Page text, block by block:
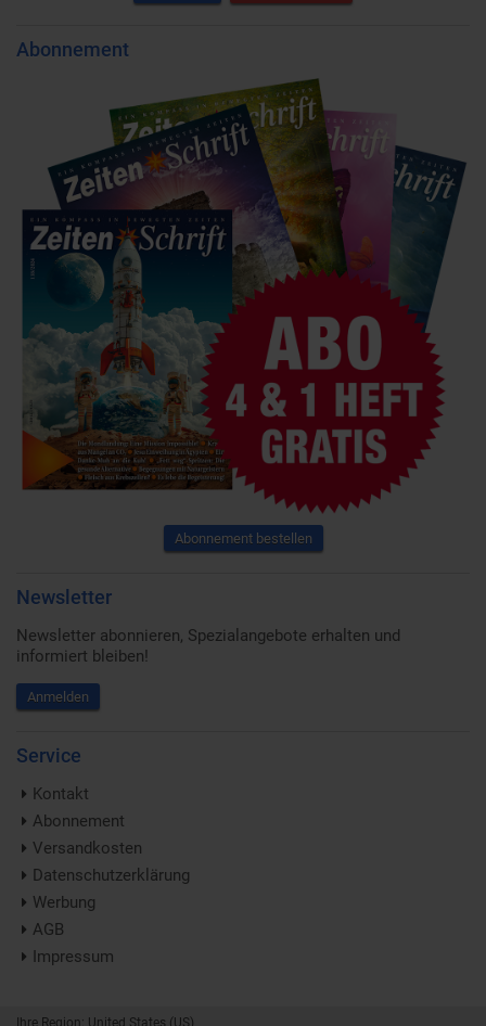
Abonnement
Abonnement bestellen
Newsletter
Newsletter abonnieren, Spezialangebote erhalten und
informiert bleiben!
Anmelden
Service
Kontakt
Abonnement
Versandkosten
Datenschutzerklärung
Werbung
AGB
Impressum
Ihre Region: United States (US)